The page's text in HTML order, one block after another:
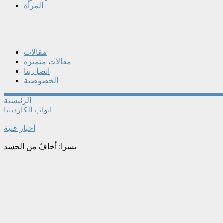
المرأة
مقالات
مقالات متميزه
اتصل بنا
الخصوصية
الرئيسية
ابواب الكاردينيا
أخبار فنية
يسرا: أخافُ من الحسد